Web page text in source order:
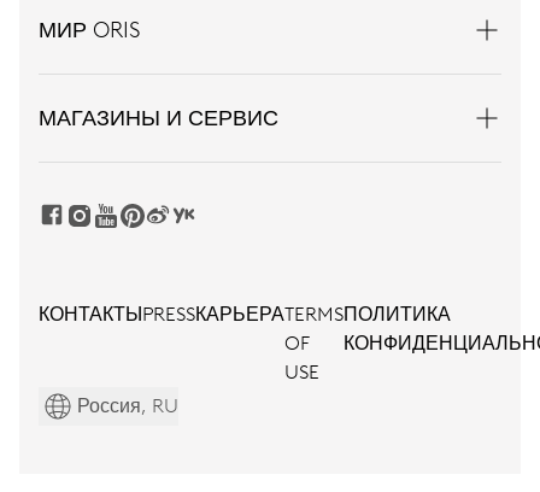
МИР ORIS
МАГАЗИНЫ И СЕРВИС
КОНТАКТЫPRESSКАРЬЕРАTERMS
OF
USE
ПОЛИТИКА
Россия, RU